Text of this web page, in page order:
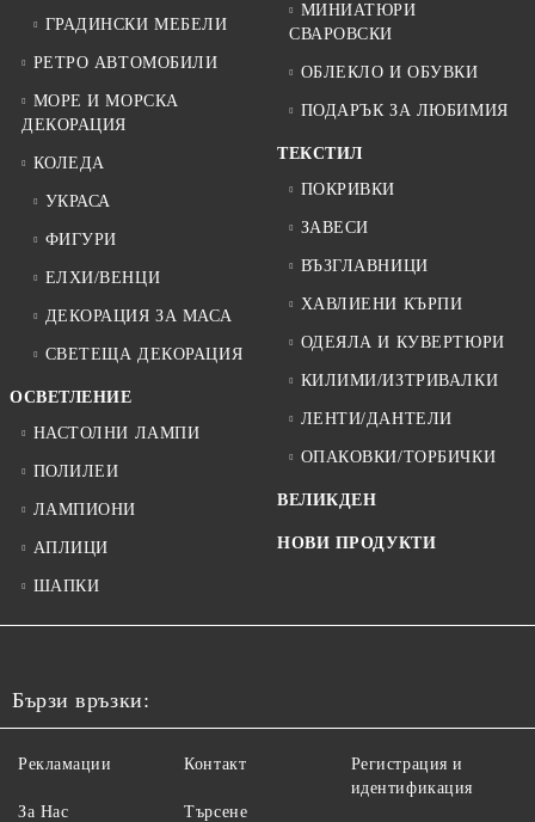
ГРАДИНСКИ МЕБЕЛИ
РЕТРО АВТОМОБИЛИ
МОРЕ И МОРСКА
ДЕКОРАЦИЯ
КОЛЕДА
УКРАСА
ФИГУРИ
ЕЛХИ/ВЕНЦИ
ДЕКОРАЦИЯ ЗА МАСА
СВЕТЕЩА ДЕКОРАЦИЯ
ОСВЕТЛЕНИЕ
НАСТОЛНИ ЛАМПИ
ПОЛИЛЕИ
ЛАМПИОНИ
АПЛИЦИ
ШАПКИ
МИНИАТЮРИ
СВАРОВСКИ
ОБЛЕКЛО И ОБУВКИ
ПОДАРЪК ЗА ЛЮБИМИЯ
ТЕКСТИЛ
ПОКРИВКИ
ЗАВЕСИ
ВЪЗГЛАВНИЦИ
ХАВЛИЕНИ КЪРПИ
ОДЕЯЛА И КУВЕРТЮРИ
КИЛИМИ/ИЗТРИВАЛКИ
ЛЕНТИ/ДАНТЕЛИ
ОПАКОВКИ/ТОРБИЧКИ
ВЕЛИКДЕН
НОВИ ПРОДУКТИ
Бързи връзки:
Рекламации
За Нас
Контакт
Търсене
Регистрация и
идентификация